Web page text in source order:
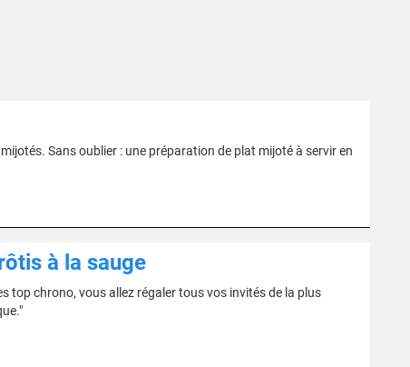
Sans oublier : une préparation de plat mijoté à servir en
à la sauge
top chrono, vous allez régaler tous vos invités de la plus